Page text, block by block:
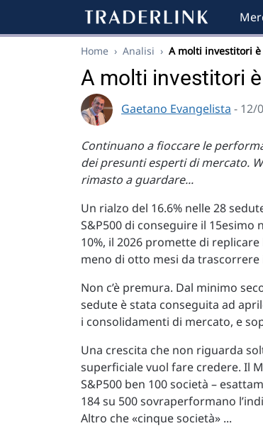
Home › Analisi › A molti investitori
A molti investitori
Gaetano Evangelista - 12/
Continuano a fioccare le
dei presunti esperti di mercato.
rimasto a guardare...
Un rialzo del 16.6% nelle 28
S&P500 di conseguire il 15esimo
10%, il 2026 promette di
meno di otto mesi da trascorrere
Non c’è premura. Dal minimo
sedute è stata conseguita ad
i consolidamenti di mercato, e
Una crescita che non riguarda
superficiale vuol fare credere. Il
S&P500 ben 100 società –
184 su 500 sovraperformano
Altro che «cinque società» ...